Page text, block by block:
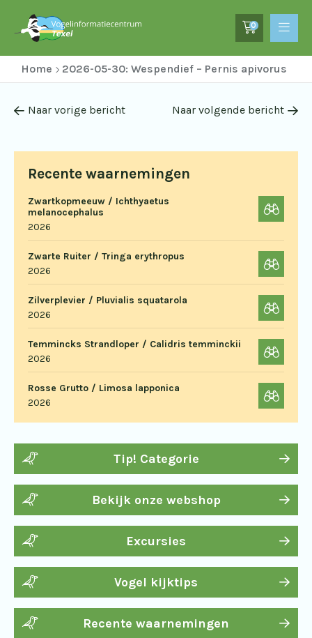
0
Home 2026-05-30: Wespendief – Pernis apivorus
Recente waarnemingen
Zwartkopmeeuw / Ichthyaetus
melanocephalus
2026
Zwarte Ruiter / Tringa erythropus
2026
Zilverplevier / Pluvialis squatarola
2026
Temmincks Strandloper / Calidris temminckii
2026
Rosse Grutto / Limosa lapponica
2026
Tip! Categorie
Bekijk onze webshop
Excursies
Vogel kijktips
Recente waarnemingen
Naar vorige bericht Naar volgende bericht